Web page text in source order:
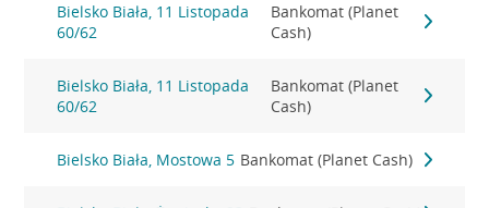
Bielsko Biała, 11 Listopada
60/62
Bankomat (Planet
Cash)
Bielsko Biała, 11 Listopada
60/62
Bankomat (Planet
Cash)
Bielsko Biała, Mostowa 5 Bankomat (Planet Cash)